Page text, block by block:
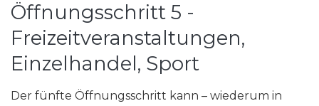
Öffnungsschritt 5 -
Freizeitveranstaltungen,
Einzelhandel, Sport
Der fünfte Öffnungsschritt kann – wiederum in